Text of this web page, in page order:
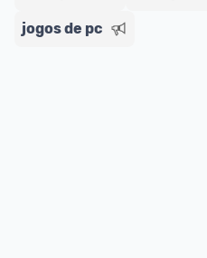
jogos de pc